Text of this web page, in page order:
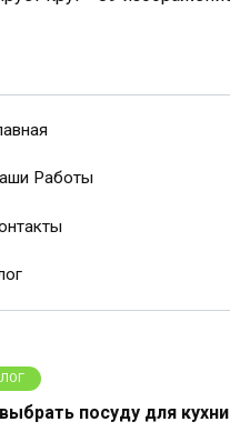
Работы
посуду для кухни